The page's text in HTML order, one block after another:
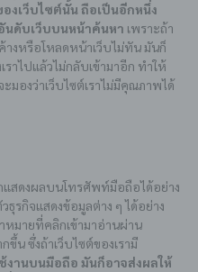
งเว็บไซต์นั้น ถือเป็นอีกหนึ่ง
นดับเว็บบนหน้าค้นหา เพราะถ้า
างหรือโหลดหน้าเว็บไม่ทัน มันก็
าไปแล้วไม่กลับเข้ามาอีก ทำให้
มองว่าเว็บไซต์เราไม่มีคุณภาพได้
แสดงผลบนโทรศัพท์มือถือได้อย่าง
รกิจแสดงข้อมูลต่าง ๆ ได้อย่าง
หมายที่คลิกเข้ามาอ่านผ่าน
น ซึ่งถ้าเว็บไซต์ของเรามี
งานบนมือถือ มันก็อาจส่งผลให้